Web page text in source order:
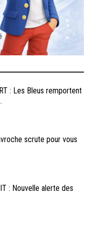
: Les Bleus remportent
scrute pour vous
: Nouvelle alerte des